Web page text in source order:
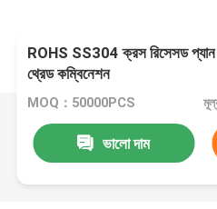
ROHS SS304 ক্রস রিসেসড
থ্রেড কম্বিনেশন
MOQ：50000PCS
ভালো দাম